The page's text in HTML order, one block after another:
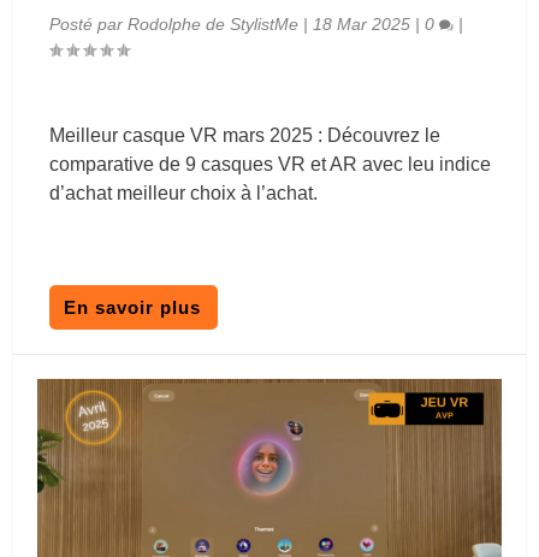
Posté parRodolphe de StylistMe |18 Mar 2025 |0 |
Meilleur casque VR mars 2025 : Découvrez le
comparative de 9 casques VR et AR avec leu indice
d’achat meilleur choix à l’achat.
En savoir plus